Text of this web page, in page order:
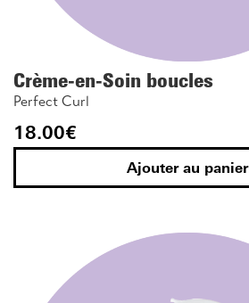
Crème-en-Soin boucles
Perfect Curl
18.00€
Ajouter au panier